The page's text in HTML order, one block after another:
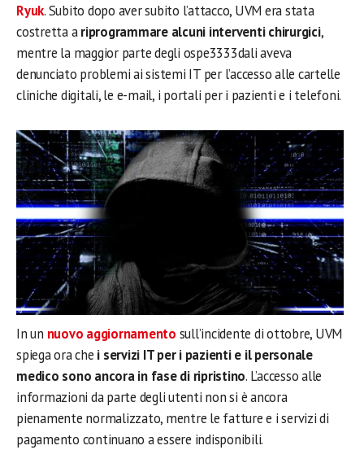
Ryuk. Subito dopo aver subito l’attacco, UVM era stata
costretta ariprogrammare alcuni interventi chirurgici,
mentre la maggior parte degli ospe3333dali aveva
denunciato problemi ai sistemi IT per l’accesso alle cartelle
cliniche digitali, le e-mail, i portali per i pazienti e i telefoni.
In un nuovo aggiornamento sull’incidente di ottobre, UVM
spiega ora che i servizi IT per i pazienti e il personale
medico sono ancora in fase di ripristino. L’accesso alle
informazioni da parte degli utenti non si è ancora
pienamente normalizzato, mentre le fatture e i servizi di
pagamento continuano a essere indisponibili.